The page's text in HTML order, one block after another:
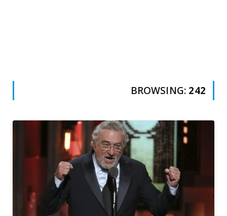
BROWSING: 242